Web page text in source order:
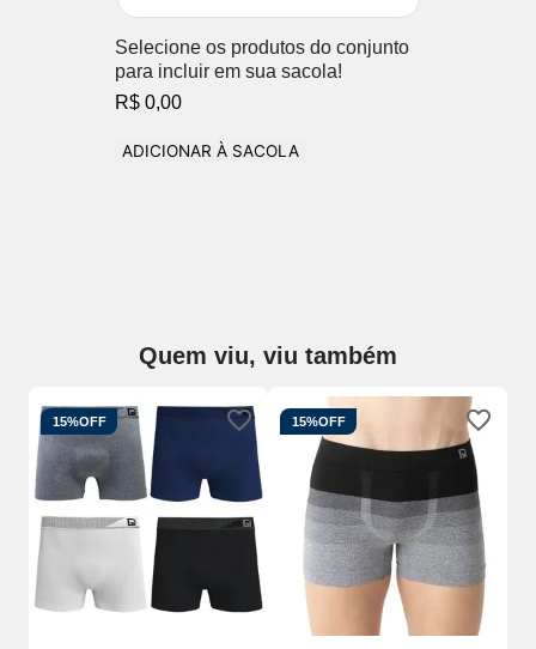
Selecione os produtos do conjunto
para incluir em sua sacola!
R$ 0,00
ADICIONAR À SACOLA
Quem viu, viu também
15%OFF 15%OFF